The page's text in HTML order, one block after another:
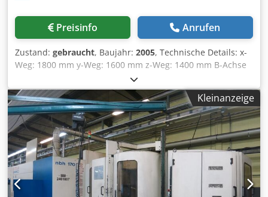
Preisinfo Anrufen
Zustand: gebraucht, Baujahr: 2005, Technische Details: x-
Weg: 1800 mm y-Weg: 1600 mm z-Weg: 1400 mm B-Achse
(Tisch): 360° Palettengröße: 1000 x 1250 mm Werkstück-
Flugkreis: 2100 mm Werkstückgewicht: 3500 kg
Spindelaufnahme ISO: 50 Spindelantriebmotor: 37 kW
Spindeldrehzahlen: 25 - 10000 U/min Vorschubbereich:
40/50 m/min Eilgang rund: 10 U/min
Gesamtleistungsbedarf: 90 kVA Maschinengewicht ca.: 43 t
Crodpfxevgcrko Aamef Raumbedarf ca.: 11 x 9 x 4,5 m
Maschine mit Siemens 840 D Steuerung - Palettenwechsler
- Werkzeugwechsler für 150 Werkzeuge - Kühlmittelanlage
mit IKZ - Späenförderer *
Kleinanzeige